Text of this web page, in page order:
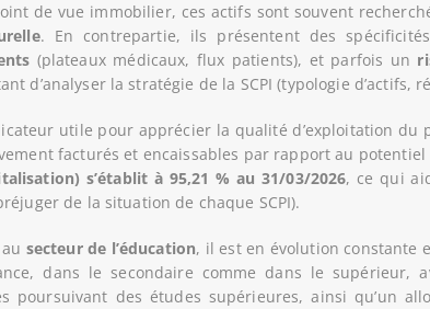
de vue immobilier, ces actifs sont souvent
. En contrepartie, ils présentent des
(plateaux médicaux, flux patients), et parfois un
d’analyser la stratégie de la SCPI (typologie
utile pour apprécier la qualité d’exploitation du
facturés et encaissables par rapport au
s’établit à 95,21 % au 31/03/2026, ce qui
de la situation de chaque SCPI).
secteur de l’éducation, il est en évolution constante
dans le secondaire comme dans le supérieur,
poursuivant des études supérieures, ainsi qu’un